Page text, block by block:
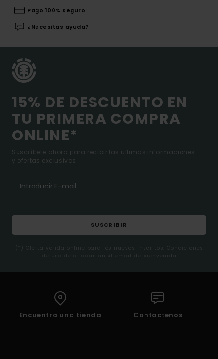
Pago 100% seguro
¿Necesitas ayuda?
15% DE DESCUENTO EN
TU PRIMERA COMPRA
ONLINE*
Suscríbete ahora para recibir las ultimas informaciones
y ofertas exclusivas.
SUSCRIBIR
(*) Oferta valida online para los nuevos inscritos. Condiciones
de uso detalladas en el email de bienvenida
Encuentra una tienda Contactenos